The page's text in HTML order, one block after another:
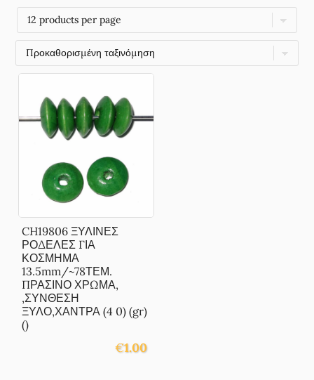
CH19806 ΞΥΛΙΝΕΣ
ΡΟΔΕΛΕΣ ΓΙΑ
ΚΟΣΜΗΜΑ
13.5mm/~78ΤΕΜ.
ΠΡΑΣΙΝΟ ΧΡΩΜΑ,
,ΣΥΝΘΕΣΗ
ΞΥΛΟ,ΧΑΝΤΡΑ (4 0) (gr)
()
€1.00